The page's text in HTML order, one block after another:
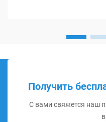
Получить
С вами свяжется наш